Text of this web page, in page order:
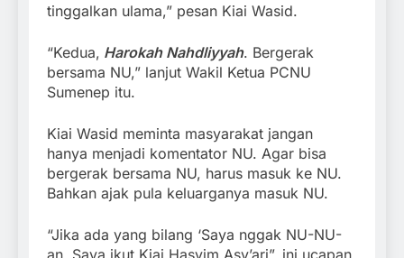
tinggalkan ulama,” pesan Kiai Wasid.
“Kedua, Harokah Nahdliyyah. Bergerak
bersama NU,” lanjut Wakil Ketua PCNU
Sumenep itu.
Kiai Wasid meminta masyarakat jangan
hanya menjadi komentator NU. Agar bisa
bergerak bersama NU, harus masuk ke NU.
Bahkan ajak pula keluarganya masuk NU.
“Jika ada yang bilang ‘Saya nggak NU-NU-
an. Saya ikut Kiai Hasyim Asy’ari”, ini ucapan